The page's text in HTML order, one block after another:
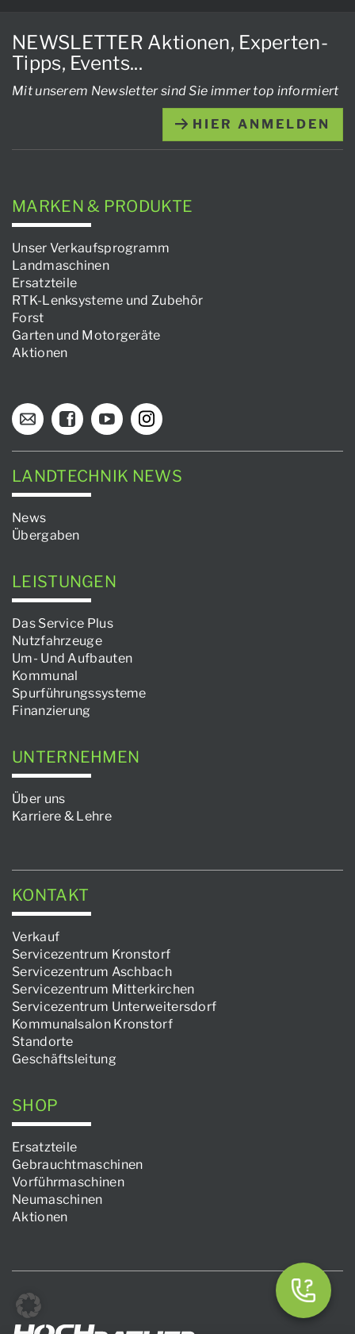
NEWSLETTER Aktionen, Experten-
Tipps, Events...
Mit unserem Newsletter sind Sie immer top informiert
HIER ANMELDEN
MARKEN & PRODUKTE
Unser Verkaufsprogramm
Landmaschinen
Ersatzteile
RTK-Lenksysteme und Zubehör
Forst
Garten und Motorgeräte
Aktionen
LANDTECHNIK NEWS
News
Übergaben
LEISTUNGEN
Das Service Plus
Nutzfahrzeuge
Um- Und Aufbauten
Kommunal
Spurführungssysteme
Finanzierung
UNTERNEHMEN
Über uns
Karriere & Lehre
KONTAKT
Verkauf
Servicezentrum Kronstorf
Servicezentrum Aschbach
Servicezentrum Mitterkirchen
Servicezentrum Unterweitersdorf
Kommunalsalon Kronstorf
Standorte
Geschäftsleitung
SHOP
Ersatzteile
Gebrauchtmaschinen
Vorführmaschinen
Neumaschinen
Aktionen